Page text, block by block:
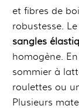
et fibres de
robustesse.
sangles
homogène.
sommier à
roulettes ou
Plusieurs